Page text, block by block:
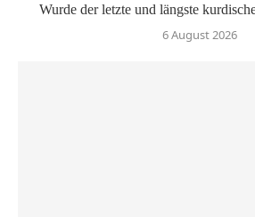
Wurde der letzte und längste
6 August 2026